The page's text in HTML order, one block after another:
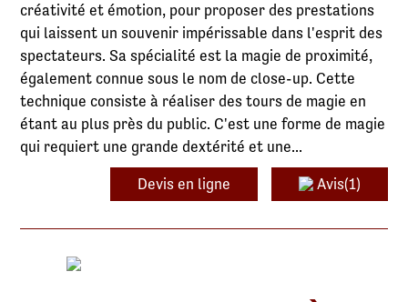
créativité et émotion, pour proposer des prestations
qui laissent un souvenir impérissable dans l'esprit des
spectateurs. Sa spécialité est la magie de proximité,
également connue sous le nom de close-up. Cette
technique consiste à réaliser des tours de magie en
étant au plus près du public. C'est une forme de magie
qui requiert une grande dextérité et une...
Devis en ligne Avis(1)